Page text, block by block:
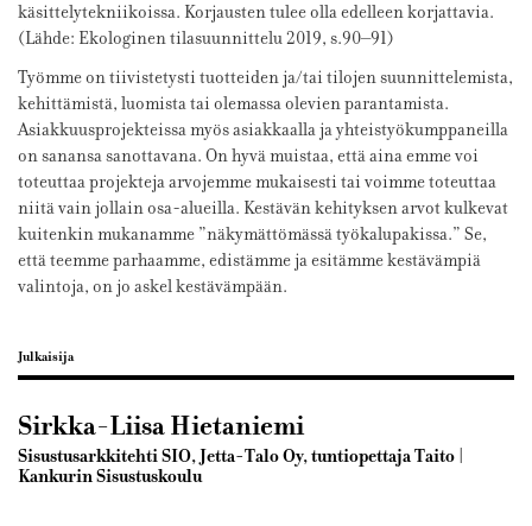
käsittelytekniikoissa. Korjausten tulee olla edelleen korjattavia.
(Lähde: Ekologinen tilasuunnittelu 2019, s.90–91)
Työmme on tiivistetysti tuotteiden ja/tai tilojen suunnittelemista,
kehittämistä, luomista tai olemassa olevien parantamista.
Asiakkuusprojekteissa myös asiakkaalla ja yhteistyökumppaneilla
on sanansa sanottavana. On hyvä muistaa, että aina emme voi
toteuttaa projekteja arvojemme mukaisesti tai voimme toteuttaa
niitä vain jollain osa-alueilla. Kestävän kehityksen arvot kulkevat
kuitenkin mukanamme ”näkymättömässä työkalupakissa.” Se,
että teemme parhaamme, edistämme ja esitämme kestävämpiä
valintoja, on jo askel kestävämpään.
Julkaisija
Sirkka-Liisa Hietaniemi
Sisustusarkkitehti SIO, Jetta-Talo Oy, tuntiopettaja Taito |
Kankurin Sisustuskoulu